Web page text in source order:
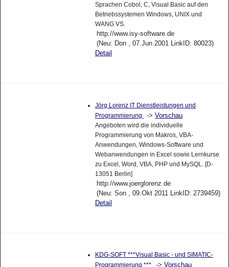
Sprachen Cobol, C, Visual Basic auf den
Betriebssystemen Windows, UNIX und
WANG VS.
http://www.isy-software.de
(Neu: Don , 07.Jun 2001 LinkID: 80023)
Detail
Jörg Lorenz IT Dienstleistungen und
Programmierung
-> Vorschau
Angeboten wird die individuelle
Programmierung von Makros, VBA-
Anwendungen, Windows-Software und
Webanwendungen in Excel sowie Lernkurse
zu Excel, Word, VBA, PHP und MySQL. [D-
13051 Berlin]
http://www.joerglorenz.de
(Neu: Son , 09.Okt 2011 LinkID: 2739459)
Detail
KDG-SOFT ***Visual Basic - und SIMATIC-
Programmierung ***
-> Vorschau